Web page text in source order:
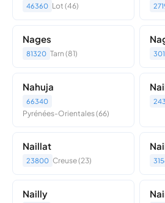
46360 Lot (46)
Nages
81320 Tarn (81)
Nahuja
66340
Pyrénées-Orientales (66)
Naillat
23800 Creuse (23)
Nailly